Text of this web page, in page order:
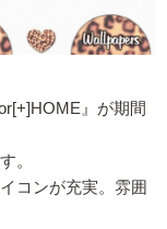
』が期間
。
コンが充実。雰囲